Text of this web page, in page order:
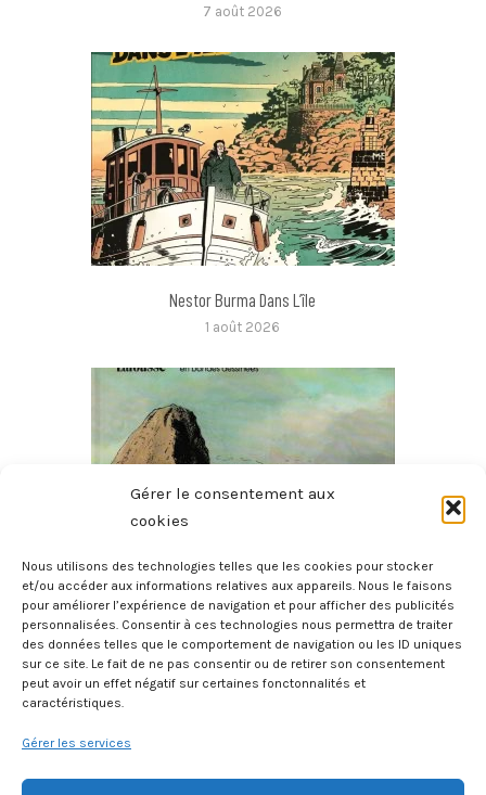
Gérer le consentement aux
cookies
Nous utilisons des technologies telles que les cookies pour stocker
et/ou accéder aux informations relatives aux appareils. Nous le faisons
pour améliorer l’expérience de navigation et pour afficher des publicités
personnalisées. Consentir à ces technologies nous permettra de traiter
des données telles que le comportement de navigation ou les ID uniques
sur ce site. Le fait de ne pas consentir ou de retirer son consentement
peut avoir un effet négatif sur certaines fonctonnalités et
caractéristiques.
Gérer les services
7 août 2026
Nestor Burma Dans L’île
1 août 2026
Histoire Des Provinces De France – La Bretagne
27 juillet 2026